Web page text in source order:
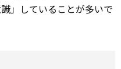
」していることが多いで